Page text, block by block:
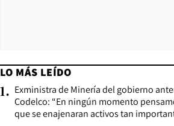
LO MÁS LEÍDO
1. Exministra de Minería del gobierno
Codelco: “En ningún momento
que se enajenaran activos tan